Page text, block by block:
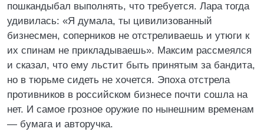
пошкандыбал выполнять, что требуется. Лара тогда
удивилась: «Я думала, ты цивилизованный
бизнесмен, соперников не отстреливаешь и утюги к
их спинам не прикладываешь». Максим рассмеялся
и сказал, что ему льстит быть принятым за бандита,
но в тюрьме сидеть не хочется. Эпоха отстрела
противников в российском бизнесе почти сошла на
нет. И самое грозное оружие по нынешним временам
— бумага и авторучка.